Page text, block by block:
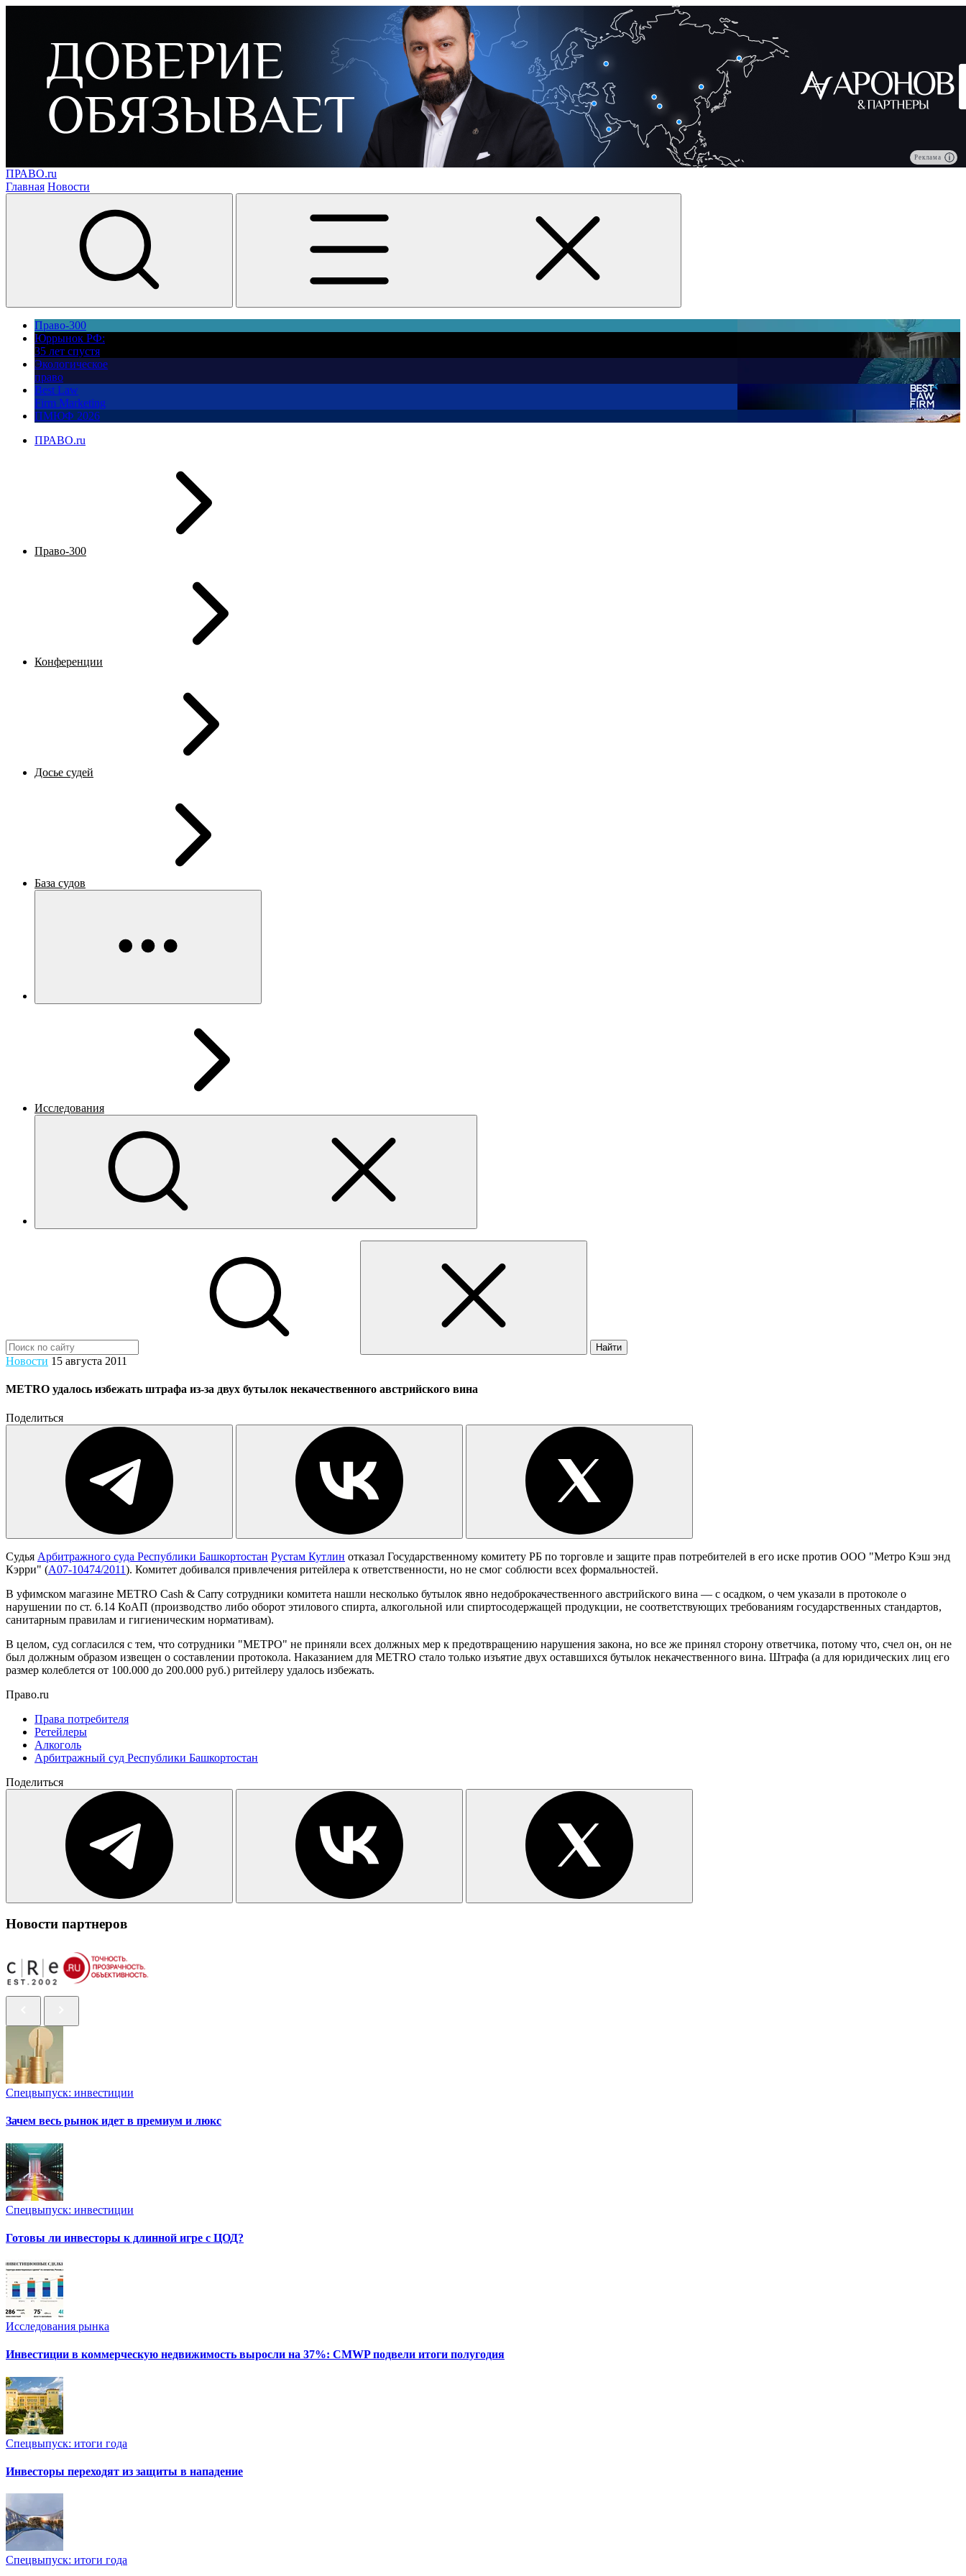
Реклама
ПРАВО.ru
Главная Новости
Право-300
Юррынок РФ:
35 лет спустя
Экологическое
право
Best Law
Firm Marketing
ПМЮФ 2026
ПРАВО.ru
Право-300
Конференции
Досье судей
База судов
Исследования
Найти
Новости 15 августа 2011
METRO удалось избежать штрафа из-за двух бутылок некачественного австрийского вина
Поделиться
Судья Арбитражного суда Республики Башкортостан Рустам Кутлин отказал Государственному комитету РБ по торговле и защите прав потребителей в его иске против ООО "Метро Кэш энд
Кэрри" (А07-10474/2011). Комитет добивался привлечения ритейлера к ответственности, но не смог соблюcти всех формальностей.
В уфимском магазине METRO Cash & Carry сотрудники комитета нашли несколько бутылок явно недоброкачественного австрийского вина — с осадком, о чем указали в протоколе о
нарушении по ст. 6.14 КоАП (производство либо оборот этилового спирта, алкогольной или спиртосодержащей продукции, не соответствующих требованиям государственных стандартов,
санитарным правилам и гигиеническим нормативам).
В целом, суд согласился с тем, что сотрудники "МЕТРО" не приняли всех должных мер к предотвращению нарушения закона, но все же принял сторону ответчика, потому что, счел он, он не
был должным образом извещен о составлении протокола. Наказанием для METRO стало только изъятие двух оставшихся бутылок некачественного вина. Штрафа (а для юридических лиц его
размер колеблется от 100.000 до 200.000 руб.) ритейлеру удалось избежать.
Право.ru
Права потребителя
Ретейлеры
Алкоголь
Арбитражный суд Республики Башкортостан
Поделиться
Новости партнеров
Спецвыпуск: инвестиции
Зачем весь рынок идет в премиум и люкс
Спецвыпуск: инвестиции
Готовы ли инвесторы к длинной игре с ЦОД?
Исследования рынка
Инвестиции в коммерческую недвижимость выросли на 37%: CMWP подвели итоги полугодия
Спецвыпуск: итоги года
Инвесторы переходят из защиты в нападение
Спецвыпуск: итоги года